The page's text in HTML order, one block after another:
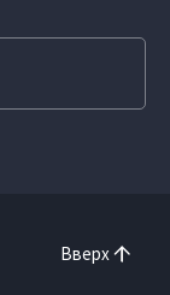
Вверх